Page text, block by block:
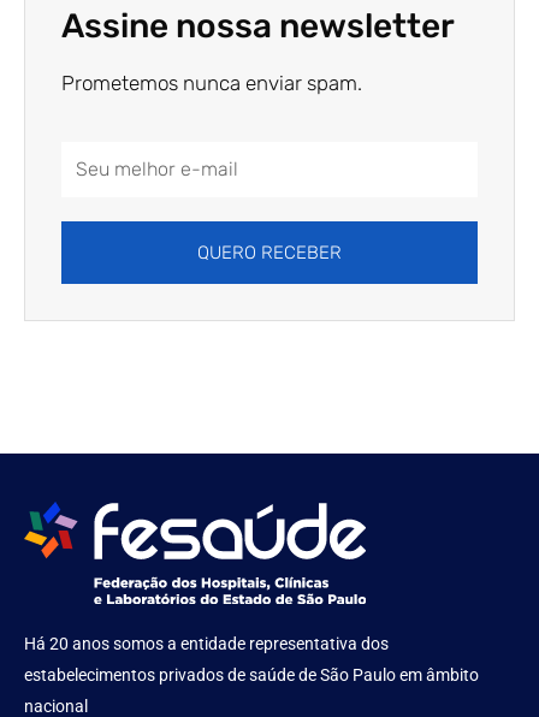
Assine nossa newsletter
Prometemos nunca enviar spam.
QUERO RECEBER
Há 20 anos somos a entidade representativa dos
estabelecimentos privados de saúde de São Paulo em âmbito
nacional